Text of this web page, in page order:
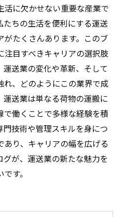
に欠かせない重要な産業で
ちの生活を便利にする運送
たくさんあります。このブ
注目すべきキャリアの選択肢
送業の変化や革新、そして
、どのようにこの業界で成
送業は単なる荷物の運搬に
で働くことで多様な経験を積
技術や管理スキルを身につ
あり、キャリアの幅を広げる
が、運送業の新たな魅力を
す。